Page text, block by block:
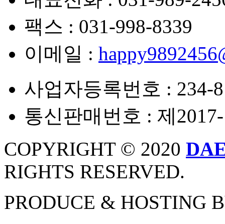
팩스 : 031-998-8339
이메일 :
사업자등록번호 : 234-
통신판매번호 : 제
COPYRIGHT © 2020
RIGHTS RESERVED.
PRODUCE & HOSTING